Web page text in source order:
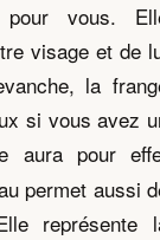
pour vous.
visage et de
la
si vous avez
aura pour
permet aussi
représente